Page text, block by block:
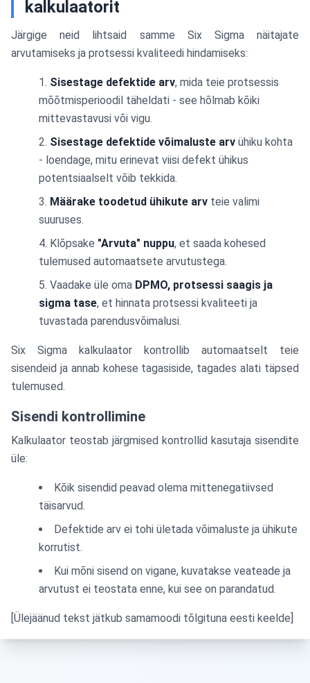
kalkulaatorit
Järgige neid lihtsaid samme Six Sigma näitajate
arvutamiseks ja protsessi kvaliteedi hindamiseks:
Sisestage defektide arv, mida teie protsessis
mõõtmisperioodil täheldati - see hõlmab kõiki
mittevastavusi või vigu.
Sisestage defektide võimaluste arv ühiku kohta
- loendage, mitu erinevat viisi defekt ühikus
potentsiaalselt võib tekkida.
Määrake toodetud ühikute arv teie valimi
suuruses.
Klõpsake "Arvuta" nuppu, et saada kohesed
tulemused automaatsete arvutustega.
Vaadake üle oma DPMO, protsessi saagis ja
sigma tase, et hinnata protsessi kvaliteeti ja
tuvastada parendusvõimalusi.
Six Sigma kalkulaator kontrollib automaatselt teie
sisendeid ja annab kohese tagasiside, tagades alati täpsed
tulemused.
Sisendi kontrollimine
Kalkulaator teostab järgmised kontrollid kasutaja sisendite
üle:
Kõik sisendid peavad olema mittenegatiivsed
täisarvud.
Defektide arv ei tohi ületada võimaluste ja ühikute
korrutist.
Kui mõni sisend on vigane, kuvatakse veateade ja
arvutust ei teostata enne, kui see on parandatud.
[Ülejäänud tekst jätkub samamoodi tõlgituna eesti keelde]